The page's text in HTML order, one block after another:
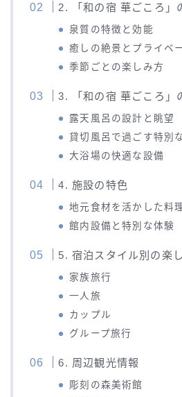
2. 「和の宿 華ごころ」
泉質の特徴と効能
癒しの絶景とプライベ
季節ごとの楽しみ方
3. 「和の宿 華ごころ」
露天風呂の設計と眺望
貸切風呂で過ごす特別
大浴場の快適な設備
4. 施設の特色
地元食材を活かした料
館内設備と特別な体験
5. 宿泊スタイル別の楽
家族旅行
一人旅
カップル
グループ旅行
6. 周辺観光情報
彫刻の森美術館